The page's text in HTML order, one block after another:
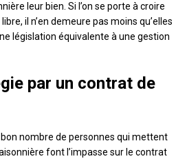
leur bien. Si l’on se porte à croire
il n’en demeure pas moins qu’elles
législation équivalente à une gestion
par un contrat de
bon nombre de personnes qui mettent
font l’impasse sur le contrat